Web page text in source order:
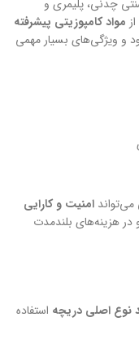
چدنی، پلیمری و
مواد کامپوزیتی پیشرفته
و ویژگی‌های بسیار مهمی
امنیت و کارایی
در هزینه‌های بلندمدت
نوع اصلی دریچه استفاده